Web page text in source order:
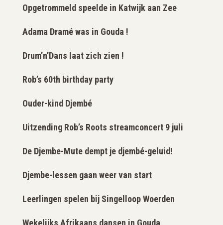
Opgetrommeld speelde in Katwijk aan Zee
Adama Dramé was in Gouda !
Drum’n’Dans laat zich zien !
Rob’s 60th birthday party
Ouder-kind Djembé
Uitzending Rob’s Roots streamconcert 9 juli
De Djembe-Mute dempt je djembé-geluid!
Djembe-lessen gaan weer van start
Leerlingen spelen bij Singelloop Woerden
Wekelijks Afrikaans dansen in Gouda